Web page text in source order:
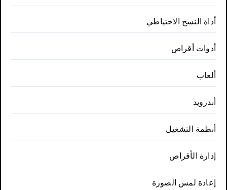
أداة النسخ الاحتياطي
أدوات أقراص
ألعاب
أندرويد
أنظمة التشغيل
إدارة الأقراص
إعادة لمس الصورة